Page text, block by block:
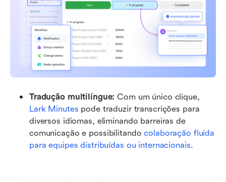
Tradução multilíngue:
Lark Minutes pode traduzir transcrições para
diversos idiomas, eliminando barreiras de
comunicação e possibilitando colaboração fluida
para equipes distribuídas ou internacionais.